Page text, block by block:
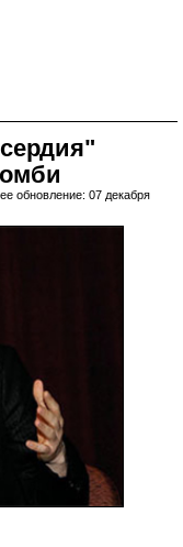
обновление: 07 декабря